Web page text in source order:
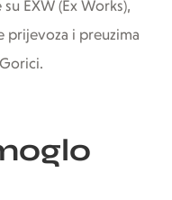
EXW (Ex Works),
prijevoza i preuzima